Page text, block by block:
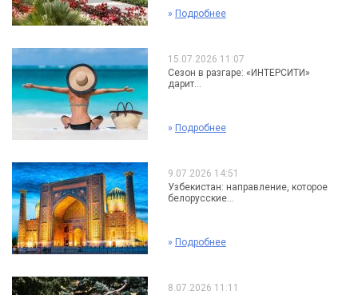
» Подробнее
15.07.2026 11:07
Сезон в разгаре: «ИНТЕРСИТИ»
дарит...
» Подробнее
9.07.2026 14:51
Узбекистан: направление, которое
белорусские...
» Подробнее
8.07.2026 11:11